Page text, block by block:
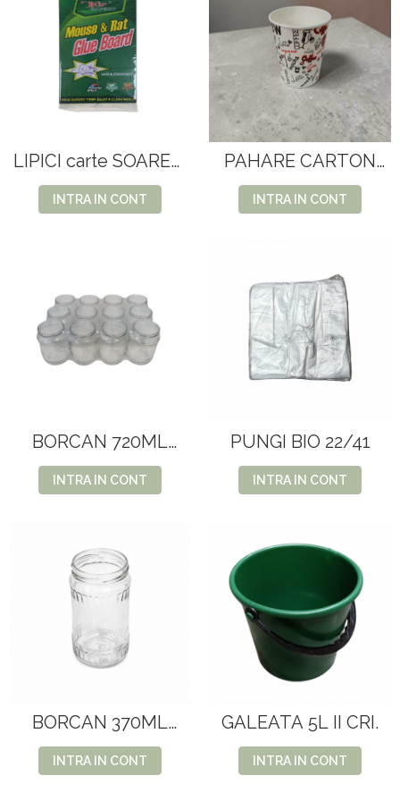
LIPICI carte SOARECI
30.2
INTRA IN CONT
PAHARE CARTON
7OZ 50BUC/SET
(ALBE+ COLORATE)
INTRA IN CONT
BORCAN 720ML
12BUC/SET
INTRA IN CONT
PUNGI BIO 22/41
INTRA IN CONT
BORCAN 370ML
24BUC/SET
INTRA IN CONT
GALEATA 5L II CRI.
INTRA IN CONT